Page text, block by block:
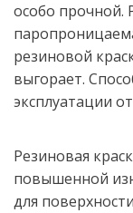
особо прочной.
резиновой
выгорает.
эксплуатации
Резиновая
повышенной
для